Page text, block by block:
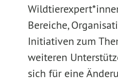
Bereiche,
Initiativen zum
weiteren
sich für eine